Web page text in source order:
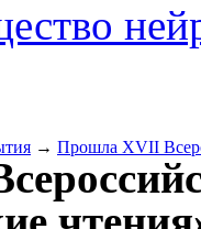
→ Прошла XVII